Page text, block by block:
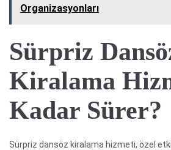
Organizasyonları
Sürpriz
Kiralama
Kadar Sürer?
Sürpriz dansöz kiralama hizmeti, özel